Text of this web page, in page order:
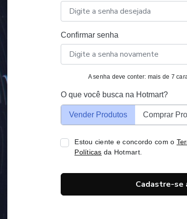
Confirmar senha
A senha deve conter: mais de 7
O que você busca na Hotmart?
Vender Produtos Comprar
Estou ciente e concordo com o
Políticas da Hotmart.
Cadastre-se